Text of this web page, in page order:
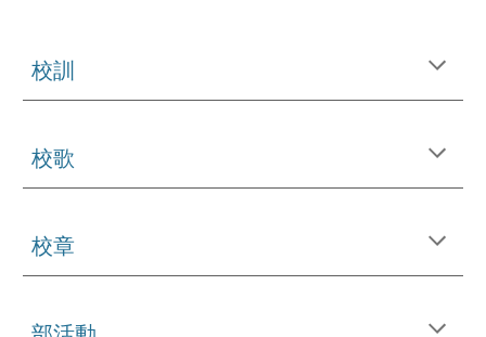
校訓
校歌
校章